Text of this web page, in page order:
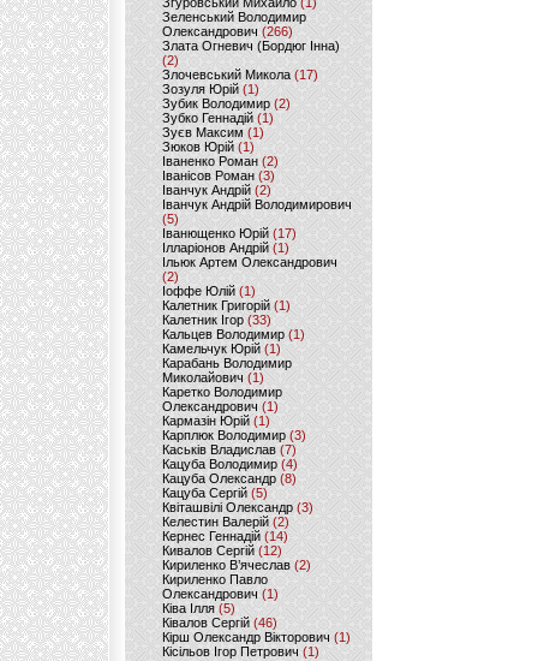
Зеленський Володимир
Олександрович (266)
Злата Огневич (Бордюг Інна)
(2)
Злочевський Микола(17)
Зозуля Юрій (1)
Зубик Володимир (2)
Зубко Геннадій (1)
Зуєв Максим(1)
Зюков Юрій (1)
Іваненко Роман (2)
Іванісов Роман (3)
Іванчук Андрій(2)
Іванчук Андрій Володимирович
(5)
Іванющенко Юрій (17)
Ілларіонов Андрій (1)
Ільюк Артем Олександрович
(2)
Іоффе Юлій (1)
Калетник Григорій(1)
Калетник Ігор (33)
Кальцев Володимир(1)
Камельчук Юрій (1)
Карабань Володимир
Миколайович (1)
Каретко Володимир
Олександрович (1)
Кармазін Юрій(1)
Карплюк Володимир(3)
Каськів Владислав (7)
Кацуба Володимир (4)
Кацуба Олександр (8)
Кацуба Сергій (5)
Квіташвілі Олександр(3)
Келестин Валерій(2)
Кернес Геннадій (14)
Кивалов Сергій (12)
Кириленко В’ячеслав (2)
Кириленко Павло
Олександрович (1)
Ківа Ілля (5)
Ківалов Сергій(46)
Кірш Олександр Вікторович (1)
Кісільов Ігор Петрович (1)